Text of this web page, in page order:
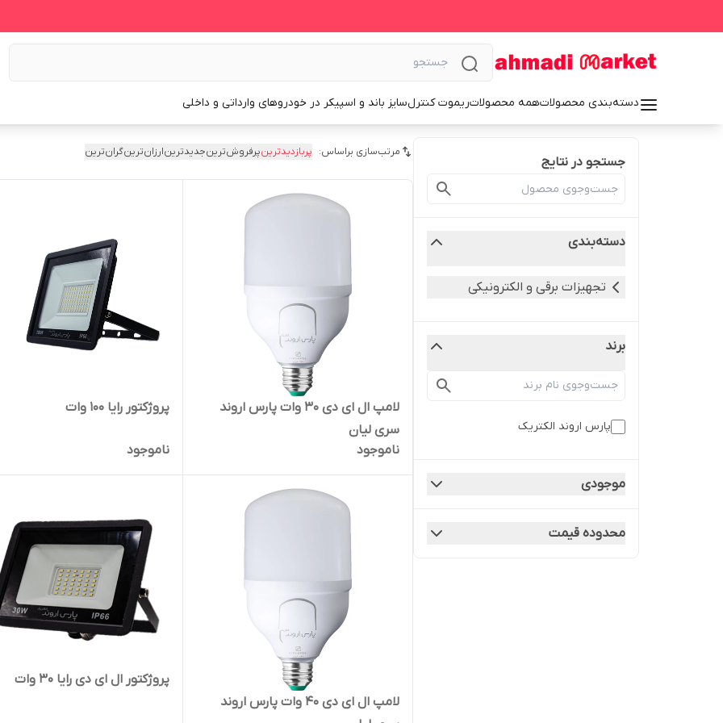
دسته‌بندی محصولاتهمه محصولاتریموت کنترلسایز باند و اسپیکر در خودروهای وارداتی و داخلی
جستجو در نتایج
دسته‌بندی
تجهیزات برقی و الکترونیکی
برند
پارس اروند الکتریک
موجودی
محدوده قیمت
مرتب‌سازی براساس: پربازدیدترینپرفروش‌ترینجدیدترینارزان‌ترینگران‌ترین
لامپ ال ای دی 30 وات پارس اروند
سری لیان
ناموجود
پروژکتور رایا 100 وات
ناموجود
لامپ ال ای دی 40 وات پارس اروند
پروژکتور ال ای دی رایا 30 وات